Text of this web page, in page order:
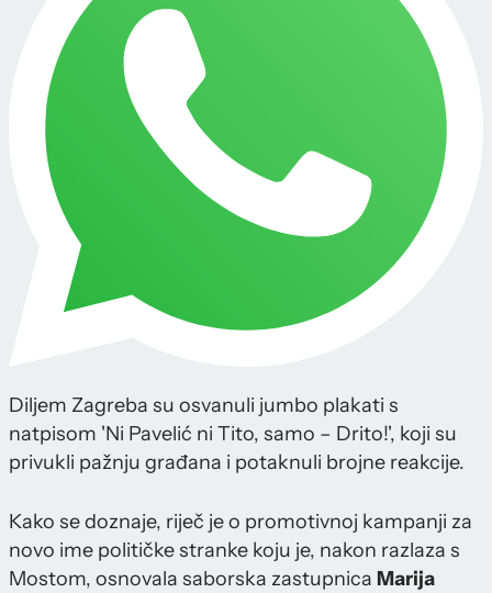
Diljem Zagreba su osvanuli jumbo plakati s
natpisom 'Ni Pavelić ni Tito, samo – Drito!', koji su
privukli pažnju građana i potaknuli brojne reakcije.
Kako se doznaje, riječ je o promotivnoj kampanji za
novo ime političke stranke koju je, nakon razlaza s
Mostom, osnovala saborska zastupnica Marija